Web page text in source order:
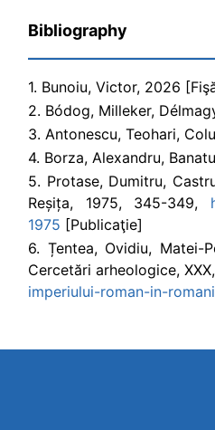
Bibliography
1. Bunoiu, Victor, 2026
2. Bódog, Milleker,
3. Antonescu, Teohari,
4. Borza, Alexandru,
5. Protase, Dumitru,
Reșița, 1975, 345-349,
1975 [Publicaţie]
6. Țentea, Ovidiu, Matei-
Cercetări arheologice,
imperiului-roman-in-